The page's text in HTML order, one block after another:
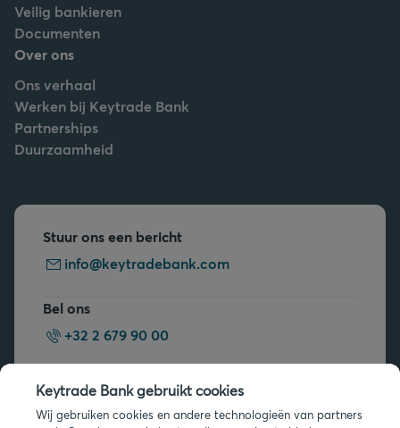
Veilig bankieren
Documenten
Over ons
Ons verhaal
Werken bij Keytrade Bank
Partnerships
Duurzaamheid
Stuur ons een bericht
info@keytradebank.com
Bel ons
+32 2 679 90 00
Veelgestelde vragen
Keytrade Bank gebruikt cookies
Wij gebruiken cookies en andere technologieën van partners